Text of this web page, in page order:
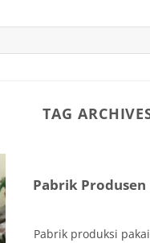
TAG
Pabrik
Pabrik produksi